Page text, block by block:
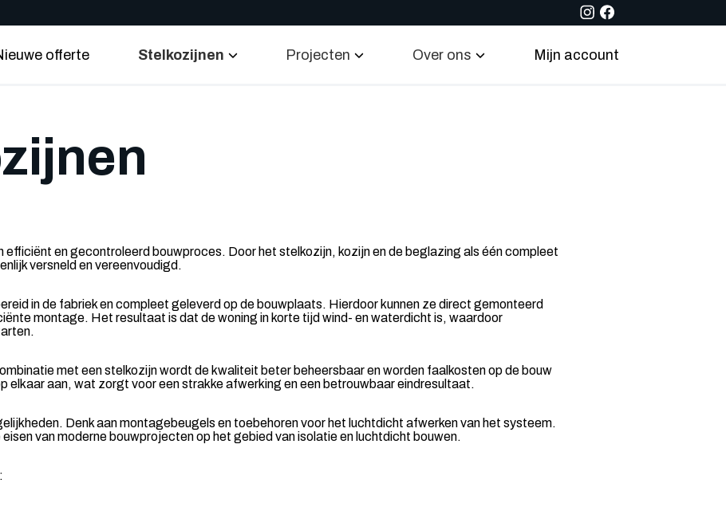
offerte Stelkozijnen Projecten Over ons Mijn account
efficiënt en gecontroleerd bouwproces. Door het stelkozijn, kozijn en de beglazing als één compleet
versneld en vereenvoudigd.
in de fabriek en compleet geleverd op de bouwplaats. Hierdoor kunnen ze direct gemonteerd
montage. Het resultaat is dat de woning in korte tijd wind- en waterdicht is, waardoor
met een stelkozijn wordt de kwaliteit beter beheersbaar en worden faalkosten op de bouw
elkaar aan, wat zorgt voor een strakke afwerking en een betrouwbaar eindresultaat.
Denk aan montagebeugels en toebehoren voor het luchtdicht afwerken van het systeem.
van moderne bouwprojecten op het gebied van isolatie en luchtdicht bouwen.